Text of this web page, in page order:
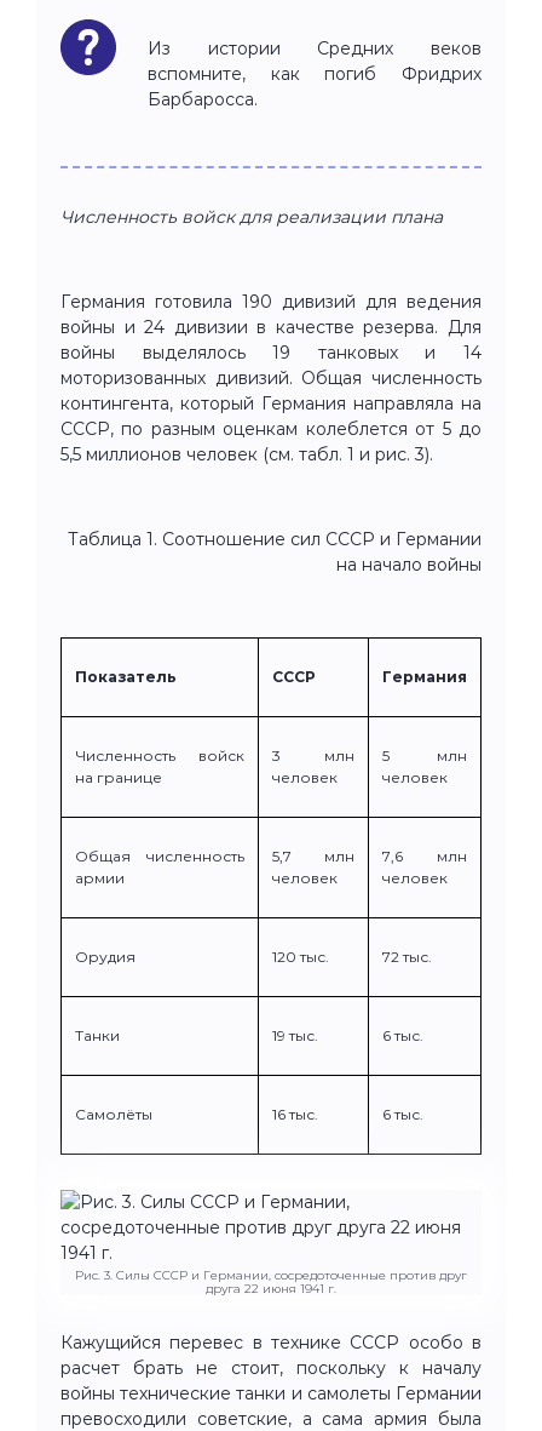
Из истории Средних веков
вспомните, как погиб Фридрих
Барбаросса.
Численность войск для реализации плана
Германия готовила 190 дивизий для ведения
войны и 24 дивизии в качестве резерва. Для
войны выделялось 19 танковых и 14
моторизованных дивизий. Общая численность
контингента, который Германия направляла на
СССР, по разным оценкам колеблется от 5 до
5,5 миллионов человек (см. табл. 1 и рис. 3).
Таблица 1. Соотношение сил СССР и Германии
на начало войны
Показатель СССР Германия
Численность войск
на границе
3 млн
человек
5 млн
человек
Общая численность
армии
5,7 млн
человек
7,6 млн
человек
Орудия 120 тыс. 72 тыс.
Танки 19 тыс. 6 тыс.
Самолёты 16 тыс. 6 тыс.
Рис. 3. Силы СССР и Германии, сосредоточенные против друг
друга 22 июня 1941 г.
Кажущийся перевес в технике СССР особо в
расчет брать не стоит, поскольку к началу
войны технические танки и самолеты Германии
превосходили советские, а сама армия была